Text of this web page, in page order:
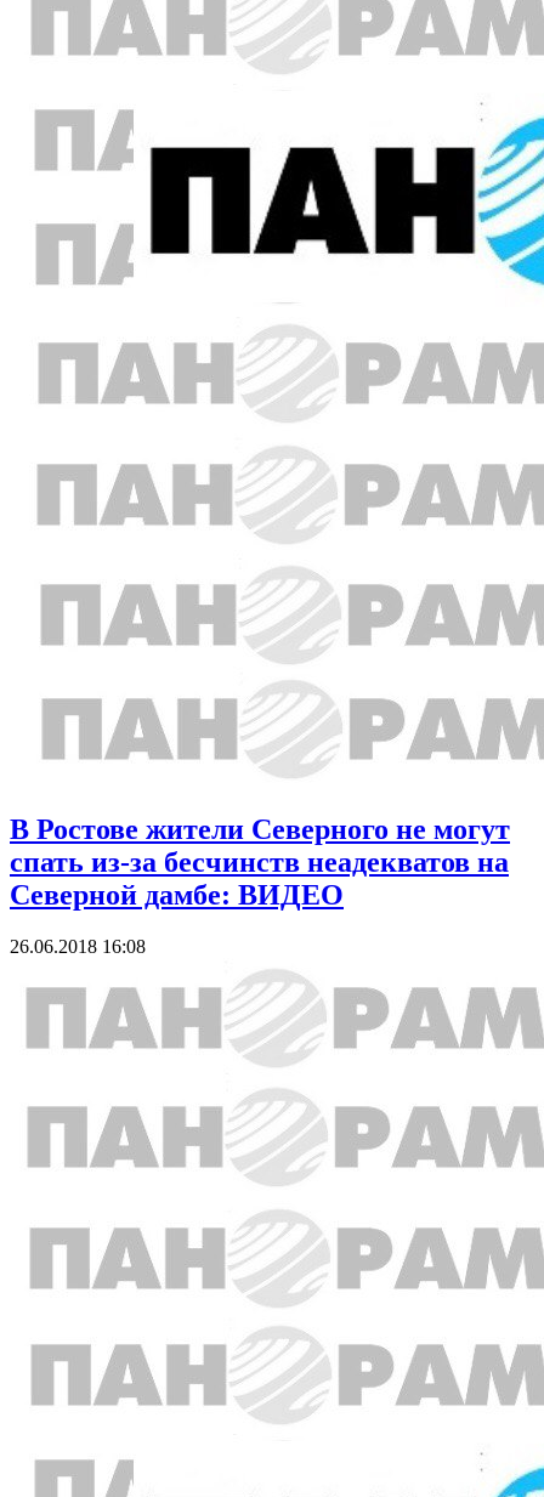
В Ростове жители Северного не могут
спать из-за бесчинств неадекватов на
Северной дамбе: ВИДЕО
26.06.2018 16:08